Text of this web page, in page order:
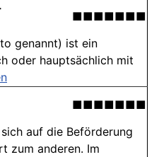
■■■■■■■
genannt) ist ein
oder hauptsächlich mit
■■■■■■■
auf die Beförderung
zum anderen. Im